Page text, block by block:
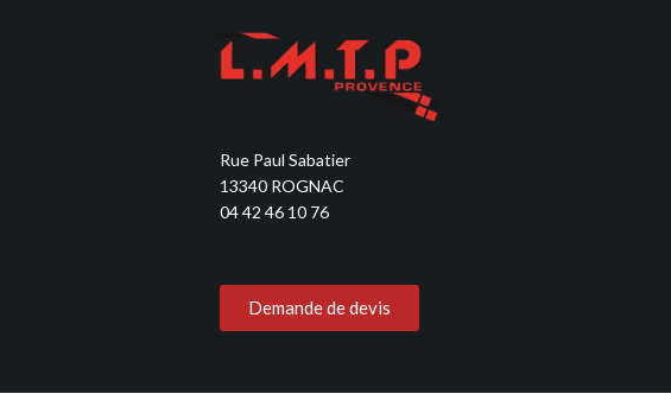
Rue Paul Sabatier
13340 ROGNAC
04 42 46 10 76
Demande de devis